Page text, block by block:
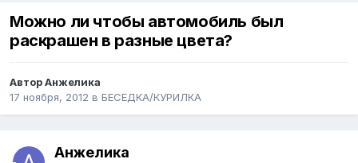
Можно ли чтобы автомобиль был
раскрашен в разные цвета?
Автор Анжелика
17 ноября, 2012 в БЕСЕДКА/КУРИЛКА
Анжелика